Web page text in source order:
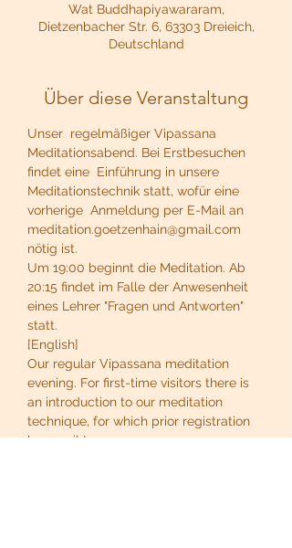
Wat Buddhapiyawararam,
Dietzenbacher Str. 6, 63303 Dreieich,
Deutschland
Über diese Veranstaltung
Unser  regelmäßiger Vipassana
Meditationsabend. Bei Erstbesuchen
findet eine  Einführung in unsere
Meditationstechnik statt, wofür eine
vorherige  Anmeldung per E-Mail an
meditation.goetzenhain@gmail.com
nötig ist.
Um 19:00 beginnt die Meditation. Ab
20:15 findet im Falle der Anwesenheit
eines Lehrer "Fragen und Antworten"
statt.
[English]
Our regular Vipassana meditation
evening. For first-time visitors there is
an introduction to our meditation
technique, for which prior registration
by email to